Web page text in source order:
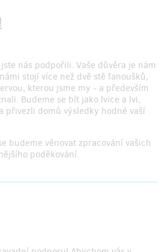
nás podpořili. Vaše důvěra je nám
stojí více než dvě stě fanoušků,
kterou jsme my - a především
Budeme se bít jako lvice a lvi,
přivezli domů výsledky hodné vaší
budeme věnovat zpracování vašich
poděkování.